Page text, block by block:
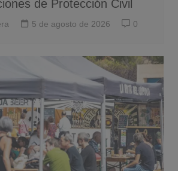
de Protección Civil
5 de agosto de 2026 0